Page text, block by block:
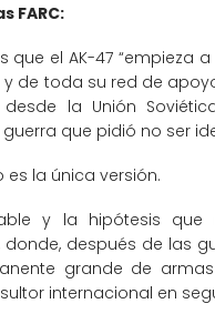
FARC:
que el AK-47
de toda su red de
la Unión
que pidió no ser
es la única versión.
y la hipótesis
después de las
grande de
internacional en